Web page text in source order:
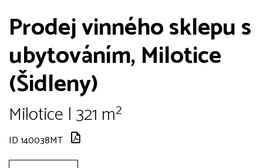
Prodej vinného sklepu s
ubytováním, Milotice
(Šidleny)
Milotice | 321 m²
ID 140038MT